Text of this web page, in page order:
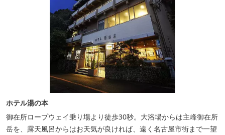
ホテル湯の本
御在所ロープウェイ乗り場より徒歩30秒。大浴場からは主峰御在所
岳を、露天風呂からはお天気が良ければ、遠く名古屋市街まで一望